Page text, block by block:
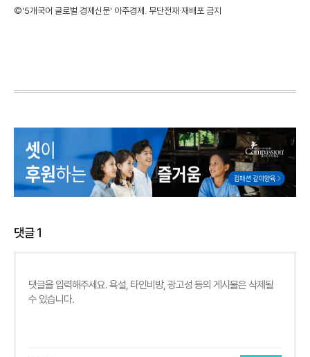
©'5개국어 글로벌 경제신문' 아주경제. 무단전재·재배포 금지
댓글1